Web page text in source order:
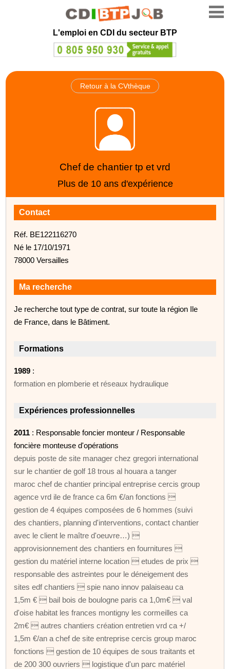
L'emploi en CDI du secteur BTP
Retour à la CVthèque
Chef de chantier tp et vrd
Plus de 10 ans d'expérience
Contact
Réf. BE122116270
Né le 17/10/1971
78000 Versailles
Ma recherche
Je recherche tout type de contrat, sur toute la région Ile
de France, dans le Bâtiment.
Formations
1989 :
formation en plomberie et réseaux hydraulique
Expériences professionnelles
2011 : Responsable foncier monteur / Responsable
foncière monteuse d'opérations
depuis poste de site manager chez gregori international
sur le chantier de golf 18 trous al houara a tanger
maroc chef de chantier principal entreprise cercis group
agence vrd ile de france ca 6m €/an fonctions 
gestion de 4 équipes composées de 6 hommes (suivi
des chantiers, planning d'interventions, contact chantier
avec le client le maître d'oeuvre…) 
approvisionnement des chantiers en fournitures 
gestion du matériel interne location  etudes de prix 
responsable des astreintes pour le déneigement des
sites edf chantiers  spie nano innov palaiseau ca
1,5m €  bail bois de boulogne paris ca 1,0m€  val
d'oise habitat les frances montigny les cormeilles ca
2m€  autres chantiers création entretien vrd ca +/
1,5m €/an a chef de site entreprise cercis group maroc
fonctions  gestion de 10 équipes de sous traitants et
de 200 300 ouvriers  logistique d'un parc matériel